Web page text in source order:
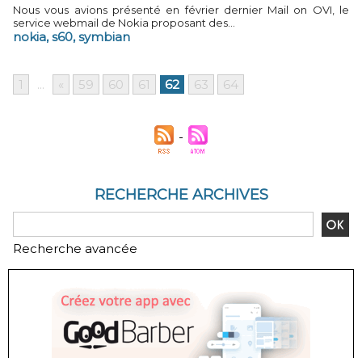
Nous vous avions présenté en février dernier Mail on OVI, le
service webmail de Nokia proposant des...
nokia,s60,symbian
1 ... « 59 60 61 62 63 64
RECHERCHE ARCHIVES
Recherche avancée